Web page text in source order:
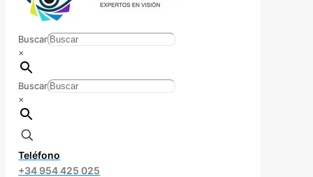
Buscar
×
Buscar
×
Teléfono
+34 954 425 025